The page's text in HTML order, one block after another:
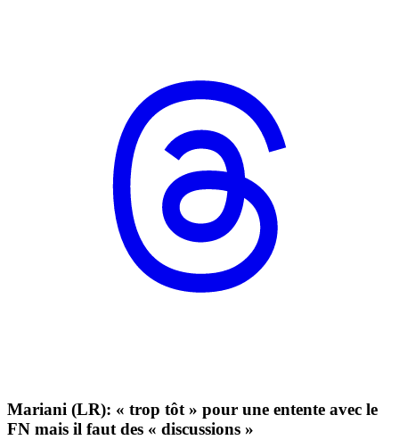
Mariani (LR): « trop tôt » pour une entente avec le
FN mais il faut des « discussions »